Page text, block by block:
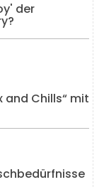
der
and Chills“ mit